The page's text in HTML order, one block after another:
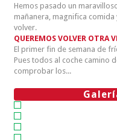
Hemos pasado un
mañanera, magnifica
volver.
QUEREMOS VOLVER OTRA
El primer fin de semana de
Pues todos al coche camino
comprobar los...